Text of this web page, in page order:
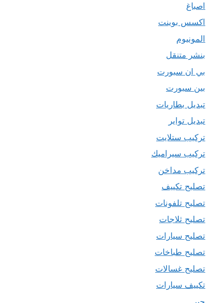
اصباغ
اكسس بوينت
المونيوم
بنشر متنقل
بي ان سبورت
بين سبورت
تبديل بطاريات
تبديل تواير
تركيب ستلايت
تركيب سيراميك
تركيب مداخن
تصليح تكييف
تصليح تلفونات
تصليح ثلاجات
تصليح سيارات
تصليح طباخات
تصليح غسالات
تكييف سيارات